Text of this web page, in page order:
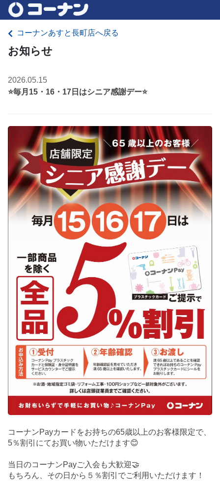
コーナンあすと長町店へ戻る
お知らせ
2026.05.15
⭐毎月15・16・17日はシニア感謝デー⭐
コーナンPayカードをお持ちの65歳以上のお客様限定で、
5％割引にてお買い物いただけます😊
当日のコーナンPayご入会も大歓迎🤝
もちろん、その日から５％割引でご利用いただけます！